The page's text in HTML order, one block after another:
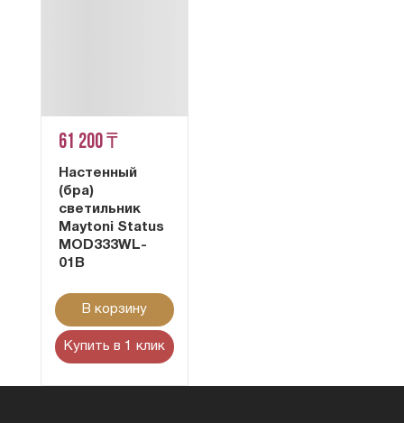
61 200 ₸
Настенный
(бра)
светильник
Maytoni Status
MOD333WL-
01B
В корзину
Купить в 1 клик